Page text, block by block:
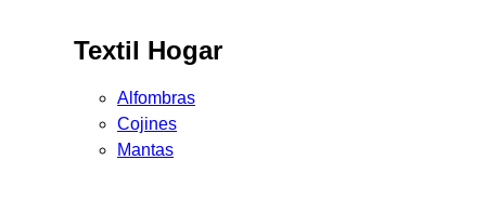
Textil Hogar
Alfombras
Cojines
Mantas